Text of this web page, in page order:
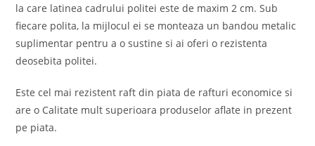
la care latinea cadrului politei este de maxim 2 cm. Sub
fiecare polita, la mijlocul ei se monteaza un bandou metalic
suplimentar pentru a o sustine si ai oferi o rezistenta
deosebita politei.
Este cel mai rezistent raft din piata de rafturi economice si
are o Calitate mult superioara produselor aflate in prezent
pe piata.